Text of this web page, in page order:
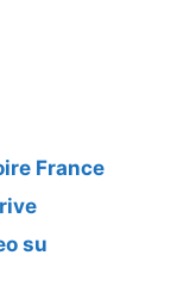
France
su